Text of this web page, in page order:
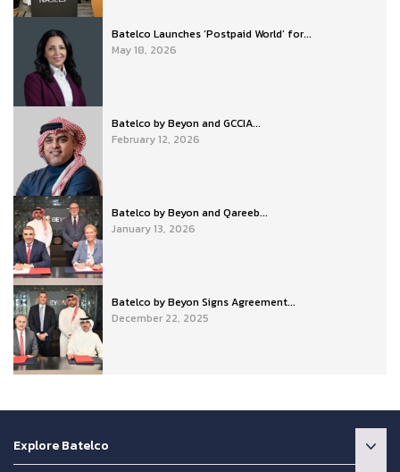
Batelco Launches ‘Postpaid World’ for...
May 18, 2026
Batelco by Beyon and GCCIA...
February 12, 2026
Batelco by Beyon and Qareeb...
January 13, 2026
Batelco by Beyon Signs Agreement...
December 22, 2025
Explore Batelco